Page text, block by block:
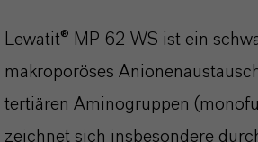
Lewatit® MP 62 WS ist ein
makroporöses
tertiären Aminogruppen
zeichnet sich insbesondere